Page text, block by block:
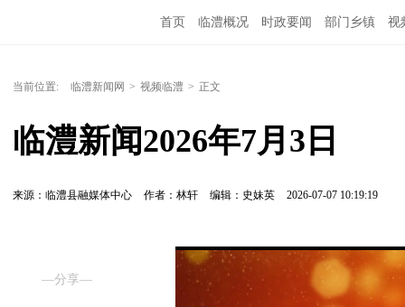
首页 临澧概况 时政要闻 部门乡镇 视
当前位置: 临澧新闻网 > 视频临澧 > 正文
临澧新闻2026年7月3日
来源：临澧县融媒体中心 作者：林轩 编辑：史妹英 2026-07-07 10:19:19
—分享—